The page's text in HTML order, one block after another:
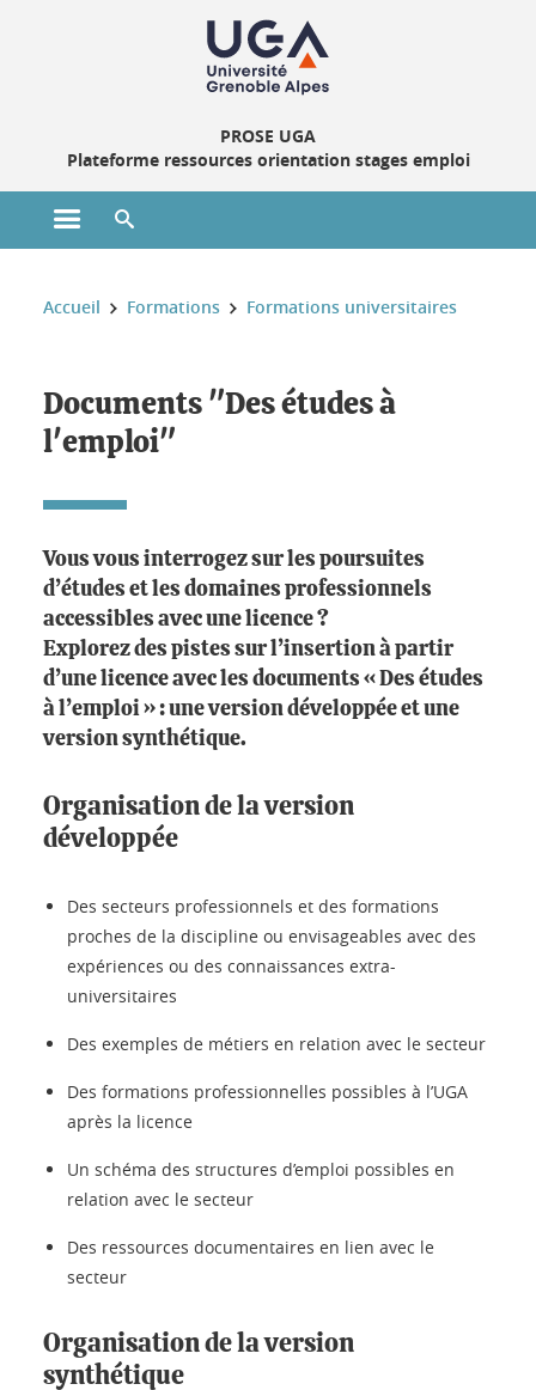
PROSE UGA
Plateforme ressources orientation stages emploi
Ouvrir le menu principal
Vous êtes ici :
Accueil Formations Formations universitaires
Documents "Des études à
l'emploi"
Vous vous interrogez sur les poursuites
d’études et les domaines professionnels
accessibles avec une licence ?
Explorez des pistes sur l’insertion à partir
d’une licence avec les documents « Des études
à l’emploi » : une version développée et une
version synthétique.
Organisation de la version
développée
Des secteurs professionnels et des formations
proches de la discipline ou envisageables avec des
expériences ou des connaissances extra-
universitaires
Des exemples de métiers en relation avec le secteur
Des formations professionnelles possibles à l’UGA
après la licence
Un schéma des structures d’emploi possibles en
relation avec le secteur
Des ressources documentaires en lien avec le
secteur
Organisation de la version
synthétique